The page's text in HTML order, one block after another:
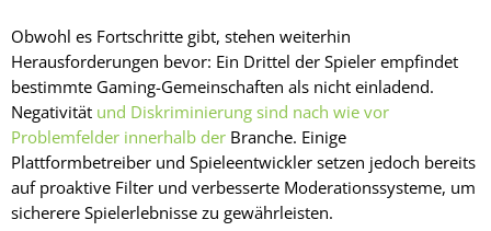
Obwohl es Fortschritte gibt, stehen weiterhin
Herausforderungen bevor: Ein Drittel der Spieler empfindet
bestimmte Gaming-Gemeinschaften als nicht einladend.
Negativität und Diskriminierung sind nach wie vor
Problemfelder innerhalb der Branche. Einige
Plattformbetreiber und Spieleentwickler setzen jedoch bereits
auf proaktive Filter und verbesserte Moderationssysteme, um
sicherere Spielerlebnisse zu gewährleisten.